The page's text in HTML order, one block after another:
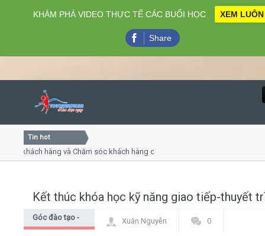
Close
Home
Giới thiệu
Tin hot
hàng và Chăm sóc khách hàng chuyên nghiệp
Kết thúc khóa học kỹ năng giao tiếp-thuyết
Góc đào tạo -
Xuân Nguyễn 0
KHÁM PHÁ VIDEO THỰC TẾ CÁC BUỔI HỌC XEM LUÔN
Share